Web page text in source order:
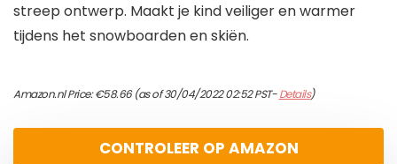
streep ontwerp. Maakt je kind veiliger en warmer
tijdens het snowboarden en skiën.
Amazon.nl Price:€58.66(as of 30/04/2022 02:52 PST-Details)
CONTROLEER OP AMAZON